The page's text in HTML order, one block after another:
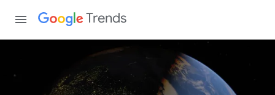
Trends